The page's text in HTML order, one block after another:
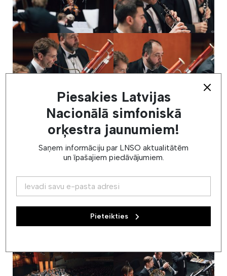
Piesakies Latvijas
Nacionālā simfoniskā
orķestra jaunumiem!
Saņem informāciju par LNSO aktualitātēm
un īpašajiem piedāvājumiem.
Pieteikties